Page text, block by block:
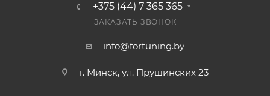
+375 (44) 7 365 365
ЗАКАЗАТЬ ЗВОНОК
info@fortuning.by
г. Минск, ул. Прушинских 23